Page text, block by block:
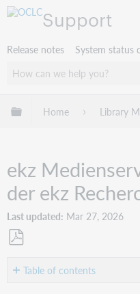
Support
Release notes System status
Expand/collapse
Home Library
ekz
der ekz
Last updated Mar 27, 2026
as Table of contents